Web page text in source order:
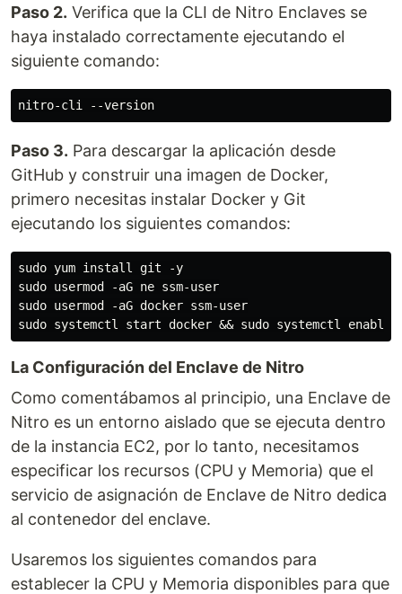
Paso 2. Verifica que la CLI de Nitro Enclaves se
haya instalado correctamente ejecutando el
siguiente comando:
Paso 3. Para descargar la aplicación desde
GitHub y construir una imagen de Docker,
primero necesitas instalar Docker y Git
ejecutando los siguientes comandos:
sudo yum install git -y
sudo usermod -aG ne ssm-user
sudo usermod -aG docker ssm-user
La Configuración del Enclave de Nitro
Como comentábamos al principio, una Enclave de
Nitro es un entorno aislado que se ejecuta dentro
de la instancia EC2, por lo tanto, necesitamos
especificar los recursos (CPU y Memoria) que el
servicio de asignación de Enclave de Nitro dedica
al contenedor del enclave.
Usaremos los siguientes comandos para
establecer la CPU y Memoria disponibles para que